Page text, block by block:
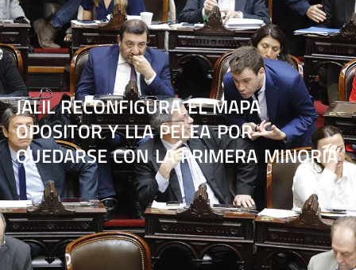
JALIL RECONFIGURA EL MAPA
OPOSITOR Y LLA PELEA POR
QUEDARSE CON LA PRIMERA MINORÍA